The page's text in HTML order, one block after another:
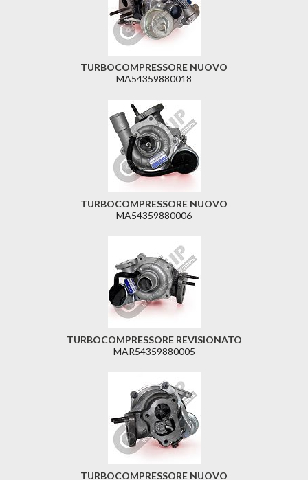
TURBOCOMPRESSORE NUOVO
MA54359880018
TURBOCOMPRESSORE NUOVO
MA54359880006
TURBOCOMPRESSORE REVISIONATO
MAR54359880005
TURBOCOMPRESSORE NUOVO